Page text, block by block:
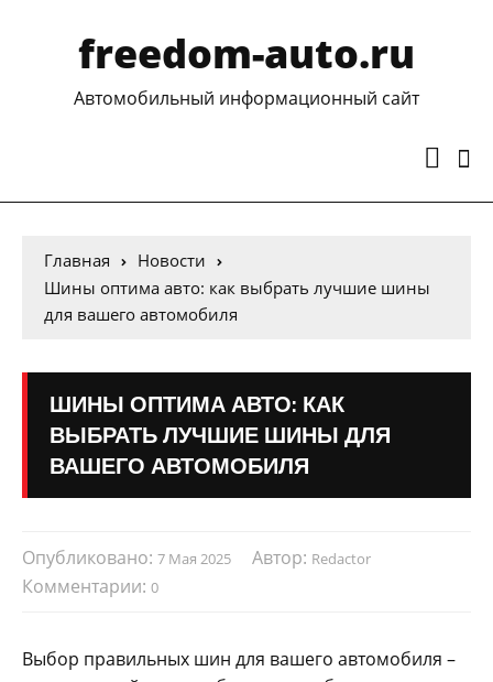
freedom-auto.ru
Автомобильный информационный сайт
Главная
Новости
Шины оптима авто: как выбрать лучшие шины
для вашего автомобиля
ШИНЫ ОПТИМА АВТО: КАК
ВЫБРАТЬ ЛУЧШИЕ ШИНЫ ДЛЯ
ВАШЕГО АВТОМОБИЛЯ
Опубликовано: 7 Мая 2025 Автор: Redactor
Комментарии: 0
Выбор правильных шин для вашего автомобиля –